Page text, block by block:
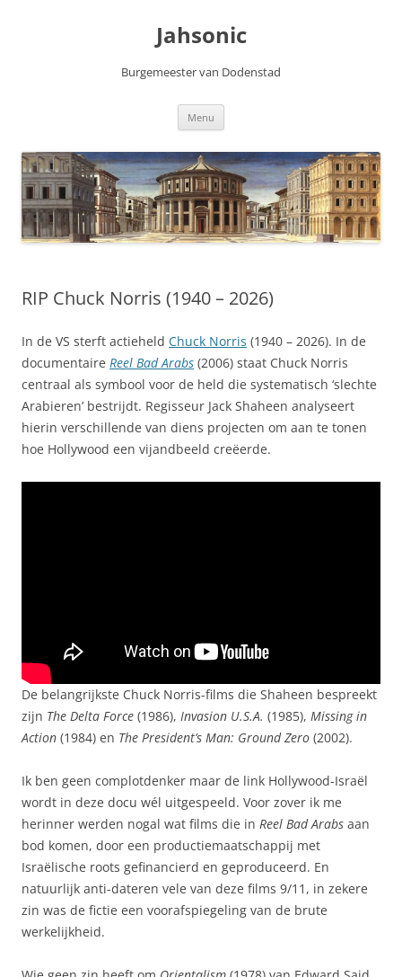
Jahsonic
Burgemeester van Dodenstad
Menu
RIP Chuck Norris (1940 – 2026)
In de VS sterft actieheld Chuck Norris (1940 – 2026). In de
documentaire Reel Bad Arabs (2006) staat Chuck Norris
centraal als symbool voor de held die systematisch ‘slechte
Arabieren’ bestrijdt. Regisseur Jack Shaheen analyseert
hierin verschillende van diens projecten om aan te tonen
hoe Hollywood een vijandbeeld creëerde.
De belangrijkste Chuck Norris-films die Shaheen bespreekt
zijn The Delta Force (1986), Invasion U.S.A. (1985), Missing in
Action (1984) en The President’s Man: Ground Zero (2002).
Ik ben geen complotdenker maar de link Hollywood-Israël
wordt in deze docu wél uitgespeeld. Voor zover ik me
herinner werden nogal wat films die in Reel Bad Arabs aan
bod komen, door een productiemaatschappij met
Israëlische roots gefinancierd en geproduceerd. En
natuurlijk anti-dateren vele van deze films 9/11, in zekere
zin was de fictie een voorafspiegeling van de brute
werkelijkheid.